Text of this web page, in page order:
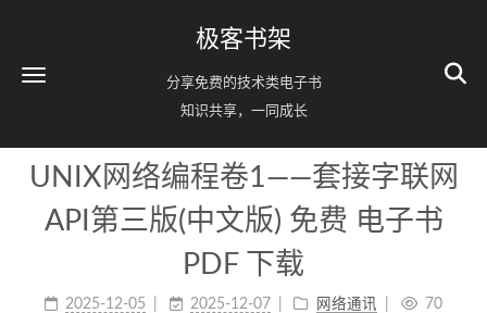
极客书架
分享免费的技术类电子书
知识共享，一同成长
UNIX网络编程卷1——套接字联网
API第三版(中文版) 免费 电子书
PDF 下载
2025-12-05 2025-12-07 网络通讯 70